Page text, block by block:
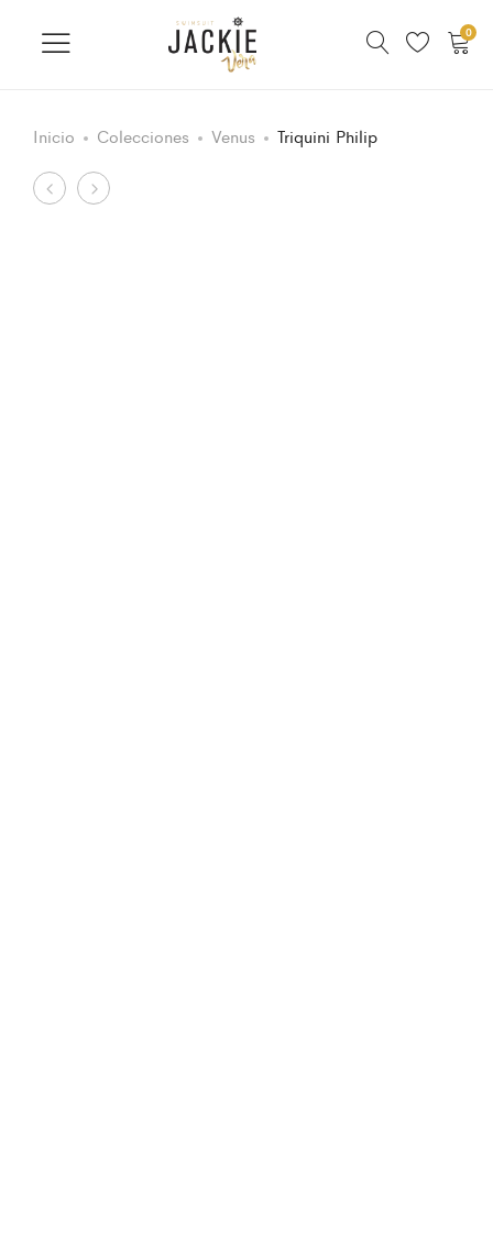
0
Inicio Colecciones Venus Triquini Philip
Product
Dress
Swimsuit